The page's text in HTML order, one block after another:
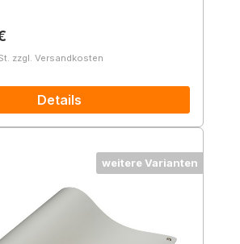
zzgl. Versandkosten
Details
weitere Varianten